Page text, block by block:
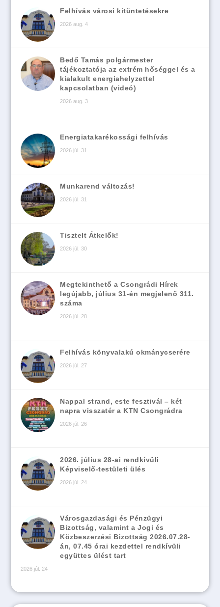
Felhívás városi kitüntetésekre
2026 aug. 4
Bedő Tamás polgármester
tájékoztatója az extrém hőséggel és a
kialakult energiahelyzettel
kapcsolatban (videó)
2026 aug. 3
Energiatakarékossági felhívás
2026 júl. 31
Munkarend változás!
2026 júl. 31
Tisztelt Átkelők!
2026 júl. 30
Megtekinthető a Csongrádi Hírek
legújabb, július 31-én megjelenő 311.
száma
2026 júl. 28
Felhívás könyvalakú okmánycserére
2026 júl. 27
Nappal strand, este fesztivál – két
napra visszatér a KTN Csongrádra
2026 júl. 26
2026. július 28-ai rendkívüli
Képviselő-testületi ülés
2026 júl. 24
Városgazdasági és Pénzügyi
Bizottság, valamint a Jogi és
Közbeszerzési Bizottság 2026.07.28-
án, 07.45 órai kezdettel rendkívüli
együttes ülést tart
2026 júl. 24